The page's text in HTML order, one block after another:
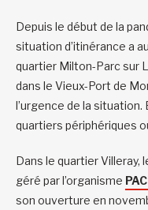
Depuis le début de la
situation d’itinérance a
quartier Milton-Parc sur
dans le Vieux-Port de
l’urgence de la
quartiers périphériques
Dans le quartier Villeray,
géré par l’organisme
son ouverture en